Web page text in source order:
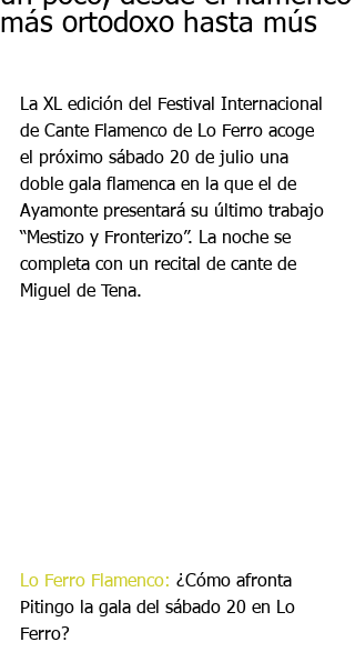
más ortodoxo hasta mús
La XL edición del Festival Internacional
de Cante Flamenco de Lo Ferro acoge
el próximo sábado 20 de julio una
doble gala flamenca en la que el de
Ayamonte presentará su último trabajo
“Mestizo y Fronterizo”. La noche se
completa con un recital de cante de
Miguel de Tena.
Lo Ferro Flamenco: ¿Cómo afronta
Pitingo la gala del sábado 20 en Lo
Ferro?